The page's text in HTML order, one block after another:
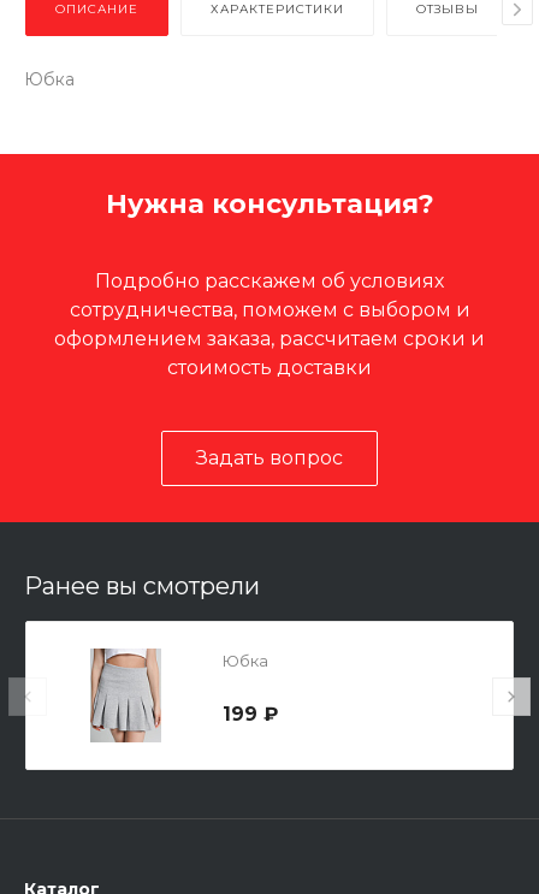
ОПИСАНИЕ ХАРАКТЕРИСТИКИ ОТЗЫВЫ
Юбка
Нужна консультация?
Подробно расскажем об условиях
сотрудничества, поможем с выбором и
оформлением заказа, рассчитаем сроки и
стоимость доставки
Задать вопрос
Ранее вы смотрели
Юбка
199 ₽
Каталог